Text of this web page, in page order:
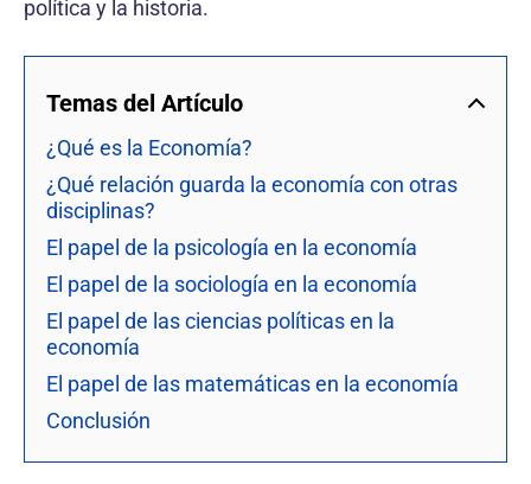
política y la historia.
Temas del Artículo
¿Qué es la Economía?
¿Qué relación guarda la economía con otras
disciplinas?
El papel de la psicología en la economía
El papel de la sociología en la economía
El papel de las ciencias políticas en la
economía
El papel de las matemáticas en la economía
Conclusión